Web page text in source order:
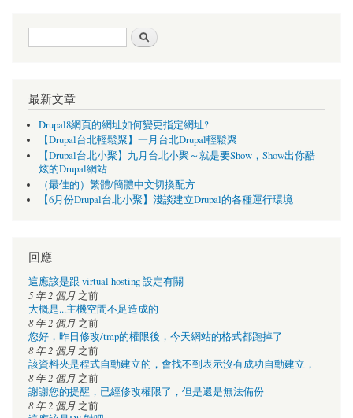
搜尋表單
最新文章
Drupal8網頁的網址如何變更指定網址?
【Drupal台北輕鬆聚】一月台北Drupal輕鬆聚
【Drupal台北小聚】九月台北小聚～就是要Show，Show出你酷
炫的Drupal網站
（最佳的）繁體/簡體中文切換配方
【6月份Drupal台北小聚】淺談建立Drupal的各種運行環境
回應
這應該是跟 virtual hosting 設定有關
5 年 2 個月 之前
大概是...主機空間不足造成的
8 年 2 個月 之前
您好，昨日修改/tmp的權限後，今天網站的格式都跑掉了
8 年 2 個月 之前
該資料夾是程式自動建立的，會找不到表示沒有成功自動建立，
8 年 2 個月 之前
謝謝您的提醒，已經修改權限了，但是還是無法備份
8 年 2 個月 之前